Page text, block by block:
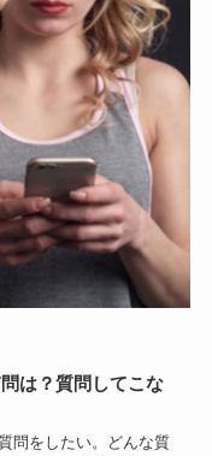
は？質問してこな
問をしたい。どんな質